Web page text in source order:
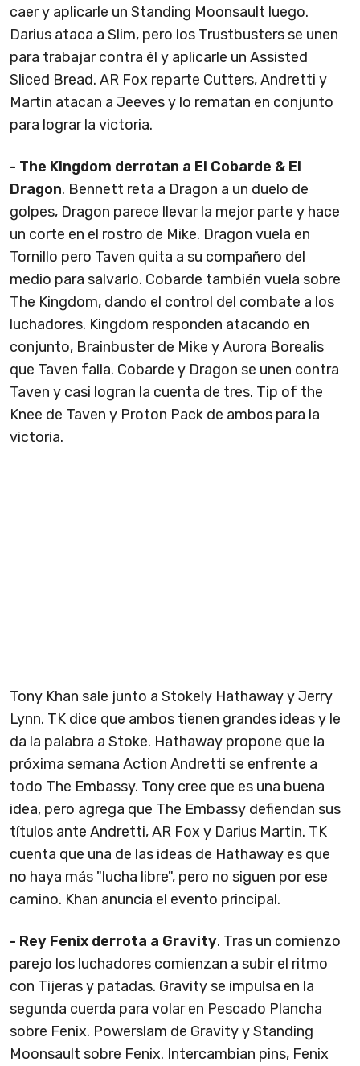
caer y aplicarle un Standing Moonsault luego.
Darius ataca a Slim, pero los Trustbusters se unen
para trabajar contra él y aplicarle un Assisted
Sliced Bread. AR Fox reparte Cutters, Andretti y
Martin atacan a Jeeves y lo rematan en conjunto
para lograr la victoria.
- The Kingdom derrotan a El Cobarde & El
Dragon. Bennett reta a Dragon a un duelo de
golpes, Dragon parece llevar la mejor parte y hace
un corte en el rostro de Mike. Dragon vuela en
Tornillo pero Taven quita a su compañero del
medio para salvarlo. Cobarde también vuela sobre
The Kingdom, dando el control del combate a los
luchadores. Kingdom responden atacando en
conjunto, Brainbuster de Mike y Aurora Borealis
que Taven falla. Cobarde y Dragon se unen contra
Taven y casi logran la cuenta de tres. Tip of the
Knee de Taven y Proton Pack de ambos para la
victoria.
Tony Khan sale junto a Stokely Hathaway y Jerry
Lynn. TK dice que ambos tienen grandes ideas y le
da la palabra a Stoke. Hathaway propone que la
próxima semana Action Andretti se enfrente a
todo The Embassy. Tony cree que es una buena
idea, pero agrega que The Embassy defiendan sus
títulos ante Andretti, AR Fox y Darius Martin. TK
cuenta que una de las ideas de Hathaway es que
no haya más "lucha libre", pero no siguen por ese
camino. Khan anuncia el evento principal.
- Rey Fenix derrota a Gravity. Tras un comienzo
parejo los luchadores comienzan a subir el ritmo
con Tijeras y patadas. Gravity se impulsa en la
segunda cuerda para volar en Pescado Plancha
sobre Fenix. Powerslam de Gravity y Standing
Moonsault sobre Fenix. Intercambian pins, Fenix